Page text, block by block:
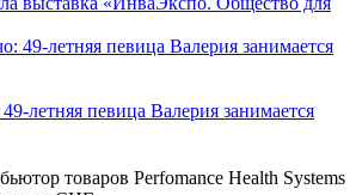
летняя певица Валерия занимается
товаров Perfomance Health Systems